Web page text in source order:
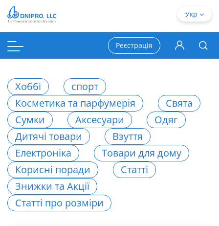
Хоббі
спорт
Косметика та парфумерія
Свята
Сумки
Аксесуари
Одяг
Дитячі товари
Взуття
Електроніка
Товари для дому
Корисні поради
Статті
Знижки та Акції
Статті про розміри
Укр
Реєстрація